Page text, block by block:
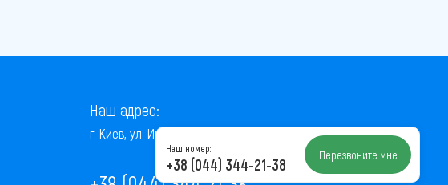
Наш адрес:
г. Киев, ул. Институтская, 22/7, оф. 41
Наш номер:
+38 (044) 344-21-38 Перезвоните мне